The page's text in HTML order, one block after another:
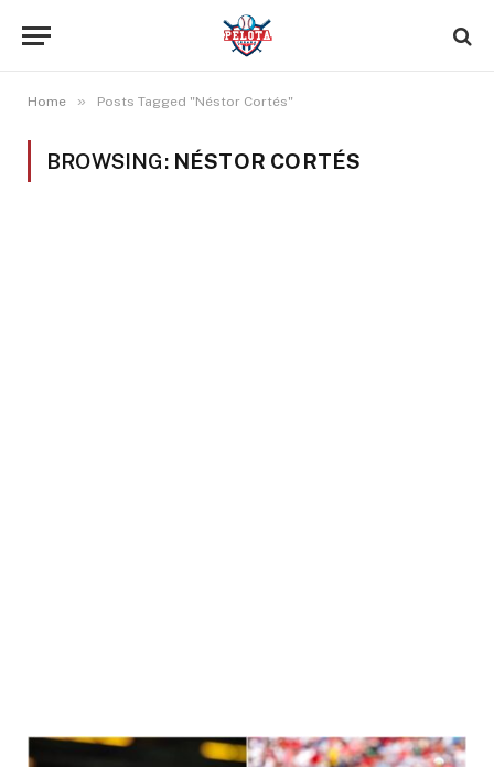
Home » Posts Tagged "Néstor Cortés"
BROWSING: NÉSTOR CORTÉS